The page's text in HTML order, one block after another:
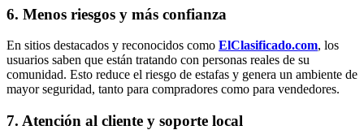
6. Menos riesgos y más confianza
En sitios destacados y reconocidos como ElClasificado.com, los
usuarios saben que están tratando con personas reales de su
comunidad. Esto reduce el riesgo de estafas y genera un ambiente de
mayor seguridad, tanto para compradores como para vendedores.
7. Atención al cliente y soporte local